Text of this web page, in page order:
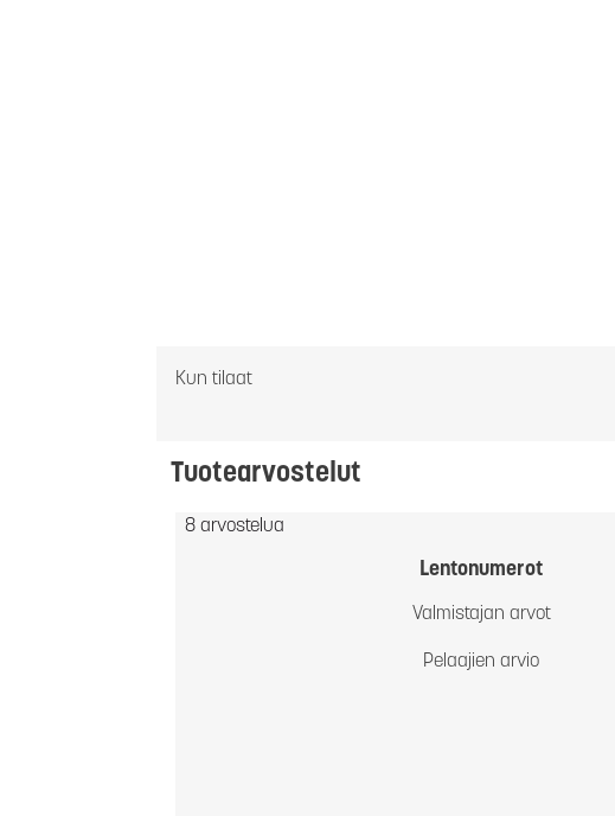
Kun tilaat
Tuotearvostelut
8 arvostelua
Lentonumerot
Valmistajan arvot
Pelaajien arvio